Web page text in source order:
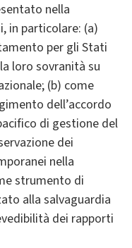
nella
in particolare: (a)
per gli Stati
loro sovranità su
(b) come
dell’accordo
di gestione del
dei
nella
strumento di
alla salvaguardia
dei rapporti